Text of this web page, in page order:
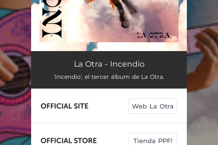
Soltarte 04:12
04:19
Agua de Río 04:51
La Otra - Incendio
'Incendio', el tercer álbum de La Otra.
Web La Otra
Tienda PPF!